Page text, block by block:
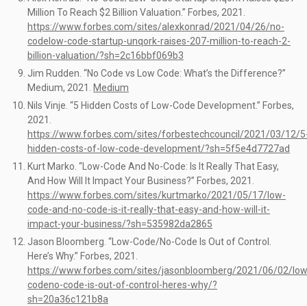
Million To Reach $2 Billion Valuation.” Forbes, 2021.
https://www.forbes.com/sites/alexkonrad/2021/04/26/no-
codelow-code-startup-unqork-raises-207-million-to-reach-2-
billion-valuation/?sh=2c16bbf069b3
Jim Rudden. “No Code vs Low Code: What’s the Difference?”
Medium, 2021.
Medium
Nils Vinje. “5 Hidden Costs of Low-Code Development.” Forbes,
2021.
https://www.forbes.com/sites/forbestechcouncil/2021/03/12/
hidden-costs-of-low-code-development/?sh=5f5e4d7727ad
Kurt Marko. “Low-Code And No-Code: Is It Really That Easy,
And How Will It Impact Your Business?” Forbes, 2021.
https://www.forbes.com/sites/kurtmarko/2021/05/17/low-
code-and-no-code-is-it-really-that-easy-and-how-will-it-
impact-your-business/?sh=535982da2865
Jason Bloomberg. “Low-Code/No-Code Is Out of Control.
Here’s Why.” Forbes, 2021.
https://www.forbes.com/sites/jasonbloomberg/2021/06/02/
codeno-code-is-out-of-control-heres-why/?
sh=20a36c121b8a